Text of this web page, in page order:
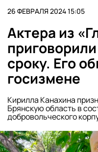
26 ФЕВРАЛЯ 2024 15:05
Актера из
сроку. Его
госизмене
Кирилла Канахина
Брянскую область в
добровольческого